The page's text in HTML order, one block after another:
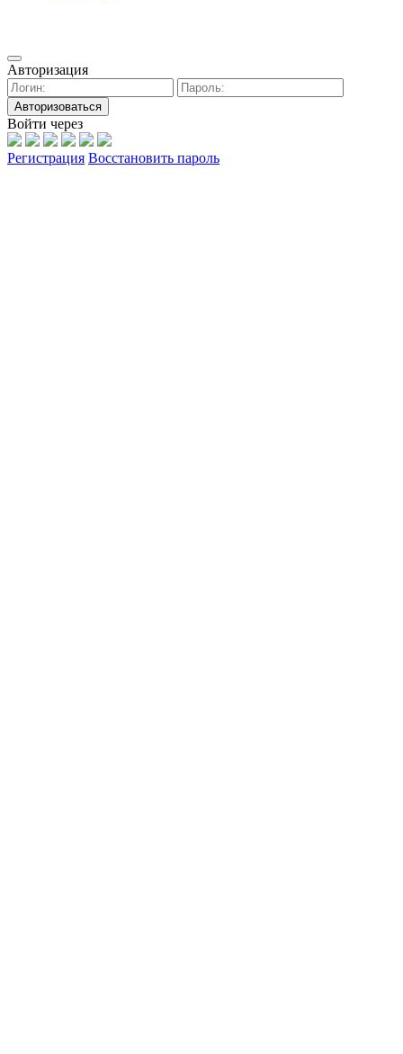
Авторизация
Авторизоваться
Войти через
Регистрация Восстановить пароль